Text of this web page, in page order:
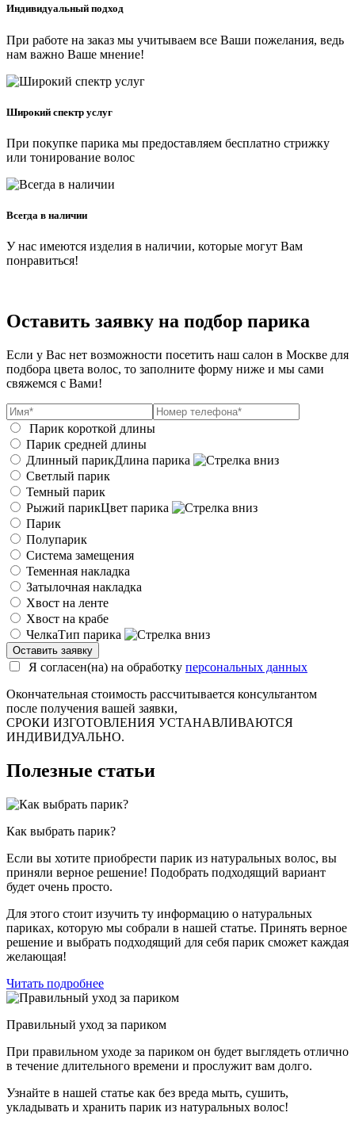
Индивидуальный подход
При работе на заказ мы учитываем все Ваши пожелания, ведь
нам важно Ваше мнение!
Широкий спектр услуг
При покупке парика мы предоставляем бесплатно стрижку
или тонирование волос
Всегда в наличии
У нас имеются изделия в наличии, которые могут Вам
понравиться!
Оставить заявку на подбор парика
Если у Вас нет возможности посетить наш салон в Москве для
подбора цвета волос, то заполните форму ниже и мы сами
свяжемся с Вами!
Парик короткой длины
Парик средней длины
Длинный парикДлина парика
Светлый парик
Темный парик
Рыжий парикЦвет парика
Парик
Полупарик
Система замещения
Теменная накладка
Затылочная накладка
Хвост на ленте
Хвост на крабе
ЧелкаТип парика
Я согласен(на) на обработку персональных данных
Окончательная стоимость рассчитывается консультантом
после получения вашей заявки,
СРОКИ ИЗГОТОВЛЕНИЯ УСТАНАВЛИВАЮТСЯ
ИНДИВИДУАЛЬНО.
Полезные статьи
Как выбрать парик?
Если вы хотите приобрести парик из натуральных волос, вы
приняли верное решение! Подобрать подходящий вариант
будет очень просто.
Для этого стоит изучить ту информацию о натуральных
париках, которую мы собрали в нашей статье. Принять верное
решение и выбрать подходящий для себя парик сможет каждая
желающая!
Читать подробнее
Правильный уход за париком
При правильном уходе за париком он будет выглядеть отлично
в течение длительного времени и прослужит вам долго.
Узнайте в нашей статье как без вреда мыть, сушить,
укладывать и хранить парик из натуральных волос!